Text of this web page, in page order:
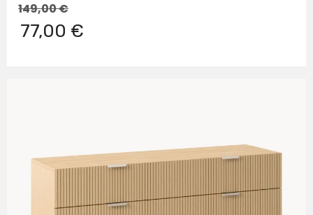
149,00€
77,00 €